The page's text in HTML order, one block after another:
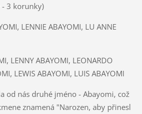
3 korunky)
LENNIE ABAYOMI, LU ANNE
LENNY ABAYOMI, LEONARDO
LEWIS ABAYOMI, LUIS ABAYOMI
od nás druhé jméno - Abayomi, což
znamená "Narozen, aby přinesl